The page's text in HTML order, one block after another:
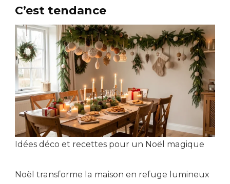
C’est tendance
Idées déco et recettes pour un Noël magique
Noël transforme la maison en refuge lumineux